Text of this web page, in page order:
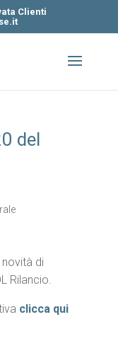
Clienti
del
di
Rilancio.
clicca qui